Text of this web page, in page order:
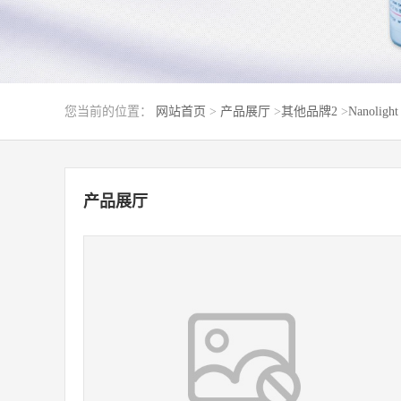
您当前的位置： 网站首页 > 产品展厅 >其他品牌2 >Nanolight
产品展厅